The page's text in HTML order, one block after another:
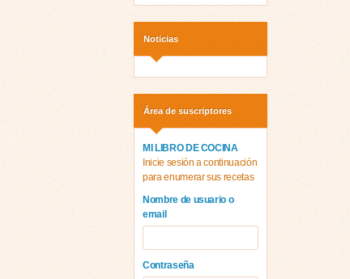
Noticias
Área de suscriptores
MI LIBRO DE COCINA
Inicie sesión a continuación
para enumerar sus recetas
Nombre de usuario o
email
Contraseña